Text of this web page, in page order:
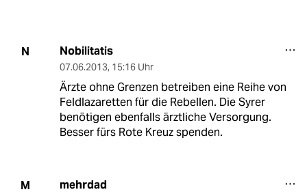
N Nobilitatis
07.06.2013, 15:16 Uhr
Ärzte ohne Grenzen betreiben eine Reihe von
Feldlazaretten für die Rebellen. Die Syrer
benötigen ebenfalls ärztliche Versorgung.
Besser fürs Rote Kreuz spenden.
M mehrdad